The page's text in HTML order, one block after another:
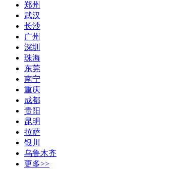
郑州
武汉
长沙
广州
深圳
珠海
东莞
南宁
重庆
成都
贵阳
昆明
拉萨
银川
乌鲁木齐
更多>>